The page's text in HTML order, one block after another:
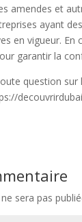
amendes et
ayant
en vigueur.
garantir la
question
sera pas